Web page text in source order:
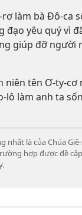
làm bà Đô-ca
đạo yêu quý vì
giúp đỡ người
niên tên Ơ-ty-cơ
lô làm anh ta
nhất là của Chúa
hợp được đề